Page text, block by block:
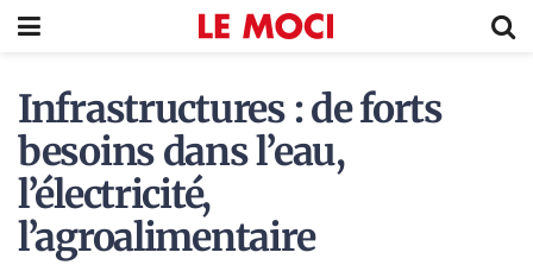
Infrastructures : de forts
besoins dans l’eau,
l’électricité,
l’agroalimentaire